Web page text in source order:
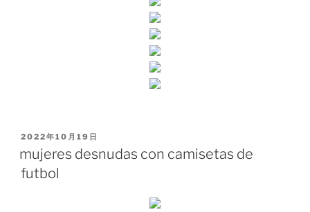
PUBLICADO
2022年10月19日
mujeres desnudas con camisetas de
futbol